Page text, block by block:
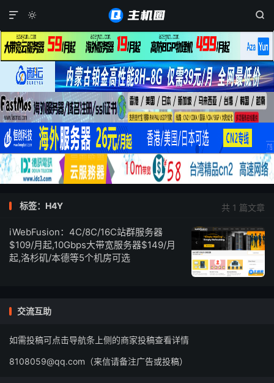
 

共 1 篇文章
标签：H4Y
iWebFusion：4C/8C/16C站群服务器
$109/月起,10Gbps大带宽服务器$149/月
起,洛杉矶/本德等5个机房可选
交流互助
如需投稿可点击导航条上侧的商家投稿查看详情
8108059@qq.com（来信请备注广告或投稿）